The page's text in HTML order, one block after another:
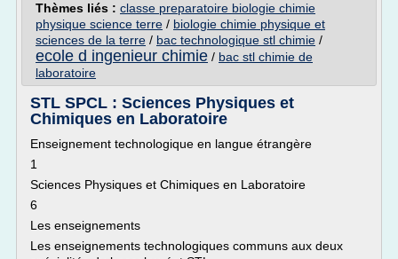
Thèmes liés : classe preparatoire biologie chimie
physique science terre / biologie chimie physique et
sciences de la terre / bac technologique stl chimie /
ecole d ingenieur chimie / bac stl chimie de
laboratoire
STL SPCL : Sciences Physiques et
Chimiques en Laboratoire
Enseignement technologique en langue étrangère
1
Sciences Physiques et Chimiques en Laboratoire
6
Les enseignements
Les enseignements technologiques communs aux deux